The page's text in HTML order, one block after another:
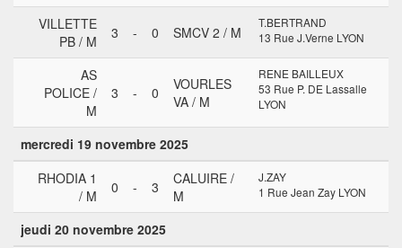
VILLETTE
PB / M
3 - 0 SMCV 2 / M
T.BERTRAND
13 Rue J.Verne LYON
AS
POLICE /
M
3 - 0
VOURLES
VA / M
RENE BAILLEUX
53 Rue P. DE Lassalle
LYON
mercredi 19 novembre 2025
RHODIA 1
/ M
0 - 3
CALUIRE /
M
J.ZAY
1 Rue Jean Zay LYON
jeudi 20 novembre 2025